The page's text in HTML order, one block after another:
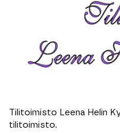
Tilitoimisto Leena Helin
tilitoimisto.